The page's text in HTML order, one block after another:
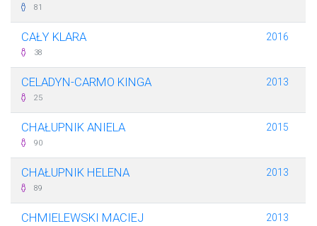
81
CAŁY KLARA
38
2016
CELADYN-CARMO KINGA
25
2013
CHAŁUPNIK ANIELA
90
2015
CHAŁUPNIK HELENA
89
2013
CHMIELEWSKI MACIEJ 2013